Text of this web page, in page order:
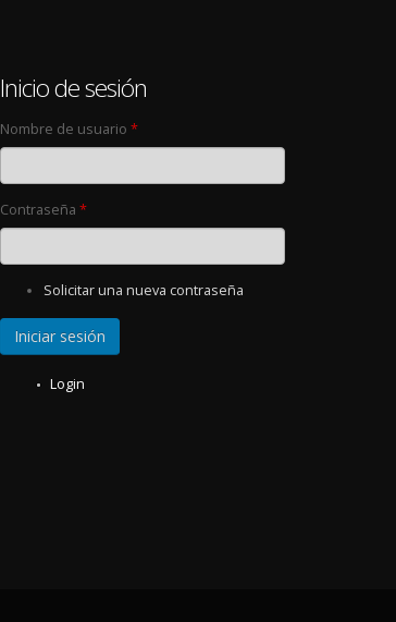
Inicio de sesión
Nombre de usuario *
Contraseña *
Solicitar una nueva contraseña
Login